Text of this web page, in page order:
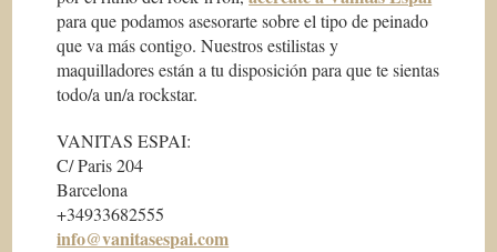
para que podamos asesorarte sobre el tipo de peinado
que va más contigo. Nuestros estilistas y
maquilladores están a tu disposición para que te sientas
todo/a un/a rockstar.
VANITAS ESPAI:
C/ Paris 204
Barcelona
+34933682555
info@vanitasespai.com